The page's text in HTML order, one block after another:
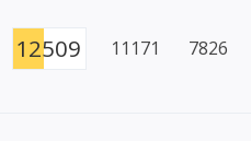
12509 11171 7826